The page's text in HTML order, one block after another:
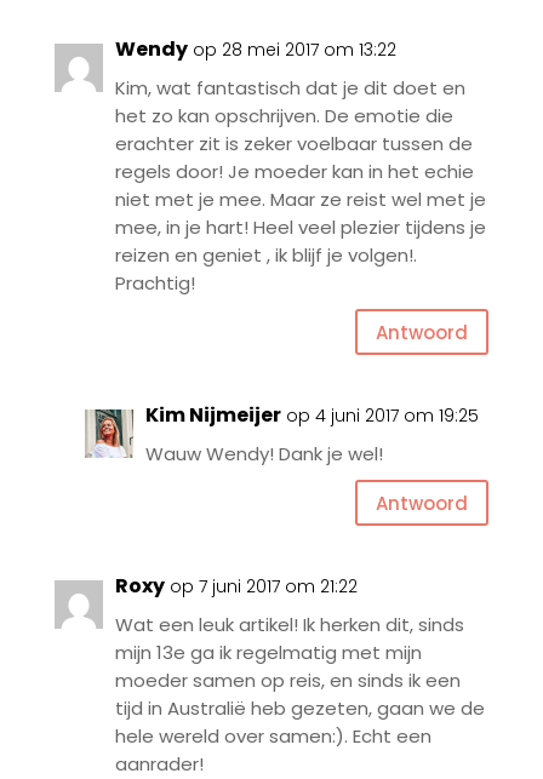
Wendy op 28 mei 2017 om 13:22
Kim, wat fantastisch dat je dit doet en
het zo kan opschrijven. De emotie die
erachter zit is zeker voelbaar tussen de
regels door! Je moeder kan in het echie
niet met je mee. Maar ze reist wel met je
mee, in je hart! Heel veel plezier tijdens je
reizen en geniet , ik blijf je volgen!.
Prachtig!
Antwoord
Kim Nijmeijer op 4 juni 2017 om 19:25
Wauw Wendy! Dank je wel!
Antwoord
Roxy op 7 juni 2017 om 21:22
Wat een leuk artikel! Ik herken dit, sinds
mijn 13e ga ik regelmatig met mijn
moeder samen op reis, en sinds ik een
tijd in Australië heb gezeten, gaan we de
hele wereld over samen:). Echt een
aanrader!